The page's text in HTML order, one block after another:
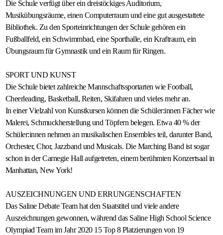
werden
Die Schule verfügt über ein dreistöckiges Auditorium,
Musikübungsräume, einen Computerraum und eine gut ausgestattete
Bibliothek. Zu den Sporteinrichtungen der Schule gehören ein
Fußballfeld, ein Schwimmbad, eine Sporthalle, ein Kraftraum, ein
Übungsraum für Gymnastik und ein Raum für Ringen.
SPORT UND KUNST
Die Schule bietet zahlreiche Mannschaftssportarten wie Football,
Cheerleading, Basketball, Reiten, Skifahren und vieles mehr an.
In einer Vielzahl von Kunstkursen können die Schüler:innen Fächer wie
Malerei, Schmuckherstellung und Töpfern belegen. Etwa 40 % der
Schüler:innen nehmen an musikalischen Ensembles teil, darunter Band,
Orchester, Chor, Jazzband und Musicals. Die Marching Band ist sogar
schon in der Carnegie Hall aufgetreten, einem berühmten Konzertsaal in
Manhattan, New York!
AUSZEICHNUNGEN UND ERRUNGENSCHAFTEN
Das Saline Debate Team hat den Staatstitel und viele andere
Auszeichnungen gewonnen, während das Saline High School Science
Olympiad Team im Jahr 2020 15 Top 8 Platzierungen von 19